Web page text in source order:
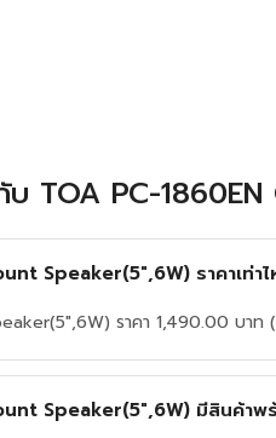
บ TOA PC-
Speaker(5",6W) ราคาเท่าไ
ราคา 1,490.00 บาท
Speaker(5",6W) มีสินค้าพ